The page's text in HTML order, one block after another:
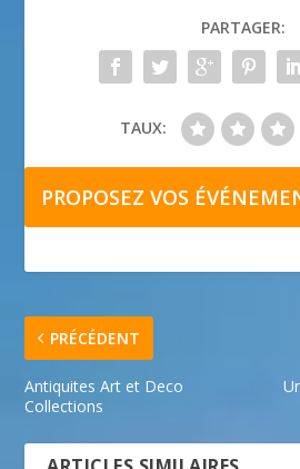
PARTAGER:
TAUX:
PROPOSEZ VOS
PRÉCÉDENT
Antiquites Art et Deco
Collections